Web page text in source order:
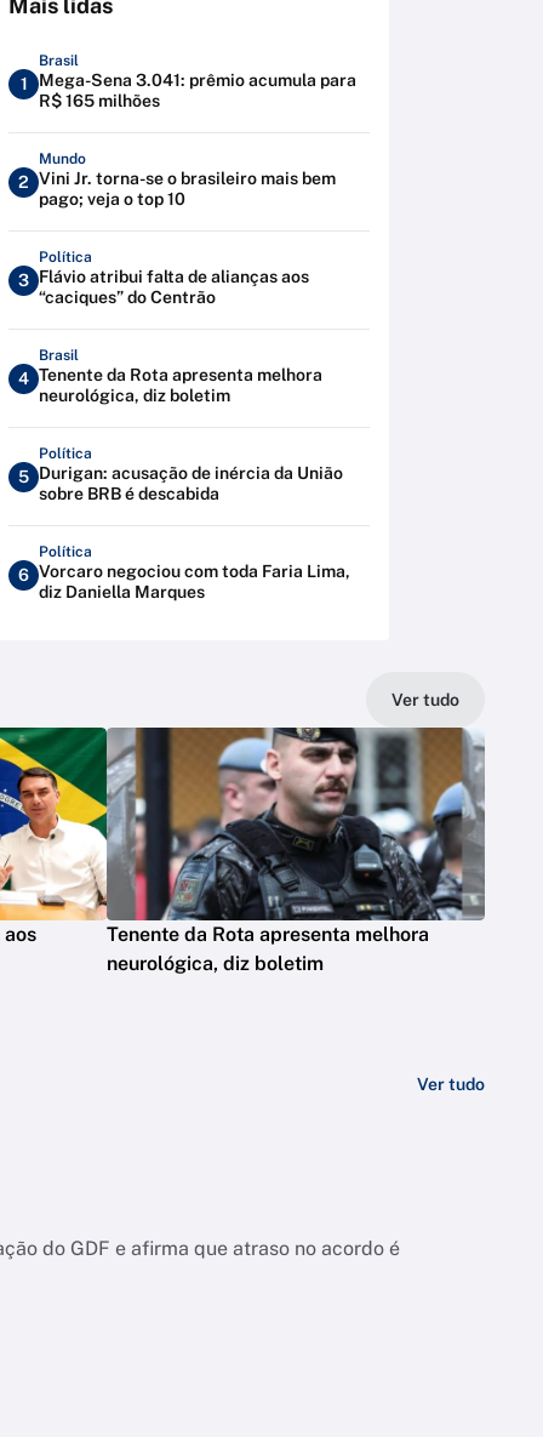
Mais lidas
1
Brasil
Mega-Sena 3.041: prêmio acumula para
R$ 165 milhões
2
Mundo
Vini Jr. torna-se o brasileiro mais bem
pago; veja o top 10
3
Política
Flávio atribui falta de alianças aos
“caciques” do Centrão
4
Brasil
Tenente da Rota apresenta melhora
neurológica, diz boletim
5
Política
Durigan: acusação de inércia da União
sobre BRB é descabida
6
Política
Vorcaro negociou com toda Faria Lima,
diz Daniella Marques
Ver tudo
Tenente da Rota apresenta melhora
neurológica, diz boletim
Ver tudo
do GDF e afirma que atraso no acordo é